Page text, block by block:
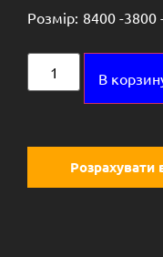
Розмір: 8400 -3800
В
Розрахувати